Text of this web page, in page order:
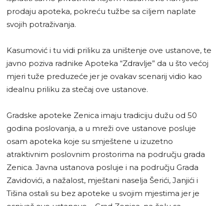
prodaju apoteka, pokreću tužbe sa ciljem naplate
svojih potraživanja.
Kasumović i tu vidi priliku za uništenje ove ustanove, te
javno poziva radnike Apoteka “Zdravlje” da u što većoj
mjeri tuže preduzeće jer je ovakav scenarij vidio kao
idealnu priliku za stečaj ove ustanove.
Gradske apoteke Zenica imaju tradiciju dužu od 50
godina poslovanja, a u mreži ove ustanove posluje
osam apoteka koje su smještene u izuzetno
atraktivnim poslovnim prostorima na području grada
Zenica. Javna ustanova posluje i na području Grada
Zavidovići, a nažalost, mještani naselja Šerići, Janjići i
Tišina ostali su bez apoteke u svojim mjestima jer je